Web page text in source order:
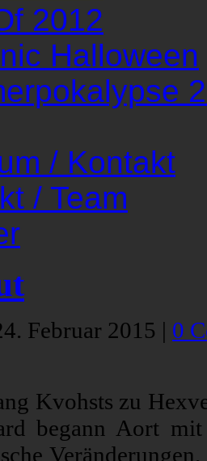
2012
Halloween
/ Kontakt
/ Team
Februar 2015 | 0
Kvohsts zu
begann Aort